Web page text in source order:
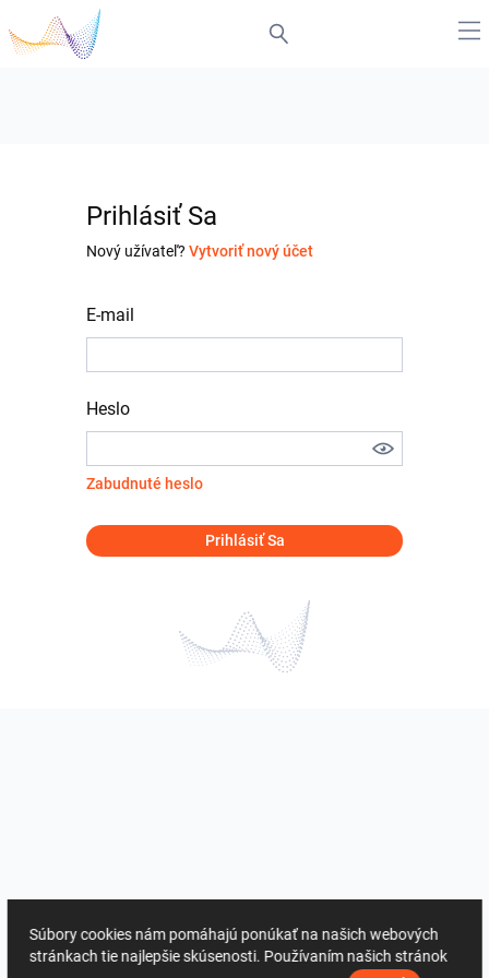
Prihlásiť Sa
Nový užívateľ? Vytvoriť nový účet
E-mail
Heslo
Zabudnuté heslo
Prihlásiť Sa
Súbory cookies nám pomáhajú ponúkať na našich webových
stránkach tie najlepšie skúsenosti. Používaním našich stránok